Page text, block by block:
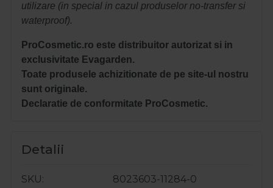
utilizare (in special in cazul produselor no-transfer si
waterproof).
ProCosmetic.ro este distribuitor autorizat si in
exclusivitate Evagarden.
Toate produsele achizitionate de pe site-ul nostru
sunt originale.
Declaratie de conformitate ProCosmetic.
Detalii
SKU
8023603-11284-0